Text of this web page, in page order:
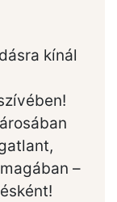
kínál
–